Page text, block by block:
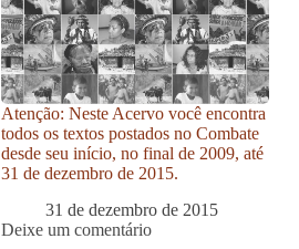
Atenção: Neste Acervo você encontra
todos os textos postados no Combate
desde seu início, no final de 2009, até
31 de dezembro de 2015.
31 de dezembro de 2015
Deixe um comentário